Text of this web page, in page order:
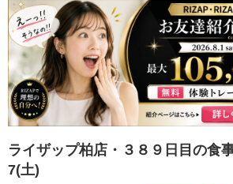
ライザップ柏店・３８９日目の食
7(土)